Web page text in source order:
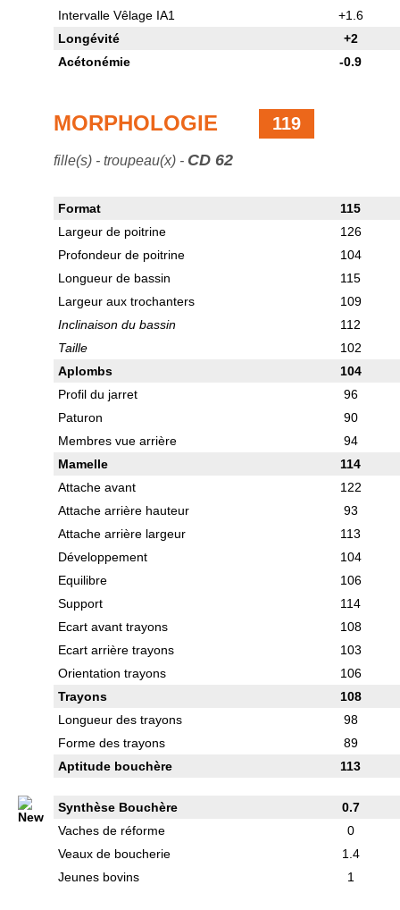
Intervalle Vêlage IA1
+1.6
Longévité
+2
Acétonémie
-0.9
MORPHOLOGIE 119
fille(s) - troupeau(x) - CD 62
Format
115
Largeur de poitrine
126
Profondeur de poitrine
104
Longueur de bassin
115
Largeur aux trochanters
109
Inclinaison du bassin
112
Taille
102
Aplombs
104
Profil du jarret
96
Paturon
90
Membres vue arrière
94
Mamelle
114
Attache avant
122
Attache arrière hauteur
93
Attache arrière largeur
113
Développement
104
Equilibre
106
Support
114
Ecart avant trayons
108
Ecart arrière trayons
103
Orientation trayons
106
Trayons
108
Longueur des trayons
98
Forme des trayons
89
Aptitude bouchère
113
Synthèse Bouchère
0.7
Vaches de réforme
0
Veaux de boucherie
1.4
Jeunes bovins
1